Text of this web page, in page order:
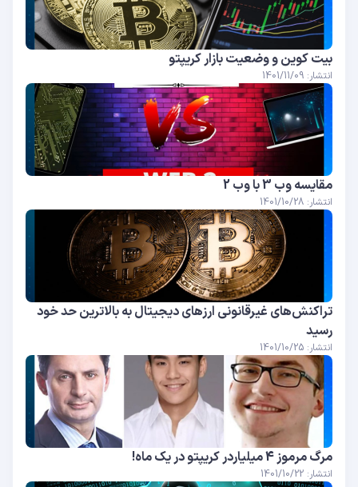
بیت کوین و وضعیت بازار کریپتو
انتشار: 1401/11/09
مقایسه وب 3 با وب 2
انتشار: 1401/10/28
تراکنش‌های غیرقانونی ارزهای دیجیتال به بالاترین حد خود
رسید
انتشار: 1401/10/25
مرگ مرموز 4 میلیاردر کریپتو در یک ماه!
انتشار: 1401/10/22